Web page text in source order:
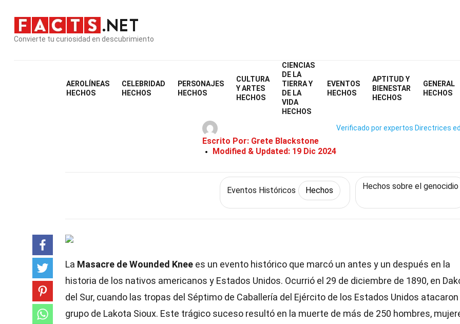
Convierte tu curiosidad en descubrimiento
AEROLÍNEAS
HECHOS
CELEBRIDAD
HECHOS
PERSONAJES
HECHOS
CULTURA
Y ARTES
HECHOS
CIENCIAS
DE LA
TIERRA Y
DE LA
VIDA
HECHOS
EVENTOS
HECHOS
APTITUD Y
BIENESTAR
HECHOS
GENERAL
HECHOS
HistoriaHechos
28 Hechos Sobre Masacre De
Escrito Por: Grete Blackstone
Modified & Updated: 19 Dic 2024
Verificado por expertos Directrices
Eventos Históricos Hechos Hechos sobre el genocidio
La Masacre de Wounded Knee es un evento histórico que marcó un antes y un después en la
historia de los nativos americanos y Estados Unidos. Ocurrió el 29 de diciembre de 1890, en
del Sur, cuando las tropas del Séptimo de Caballería del Ejército de los Estados Unidos atacaron
grupo de Lakota Sioux. Este trágico suceso resultó en la muerte de más de 250 hombres,